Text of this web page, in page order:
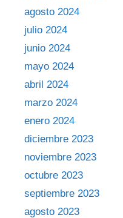
agosto 2024
julio 2024
junio 2024
mayo 2024
abril 2024
marzo 2024
enero 2024
diciembre 2023
noviembre 2023
octubre 2023
septiembre 2023
agosto 2023